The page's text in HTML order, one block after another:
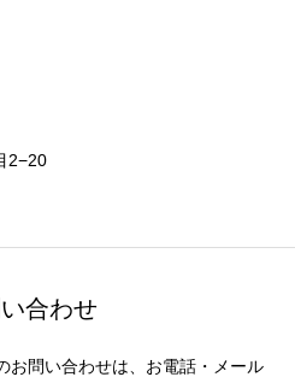
2−20
合わせ
お問い合わせは、お電話・メール